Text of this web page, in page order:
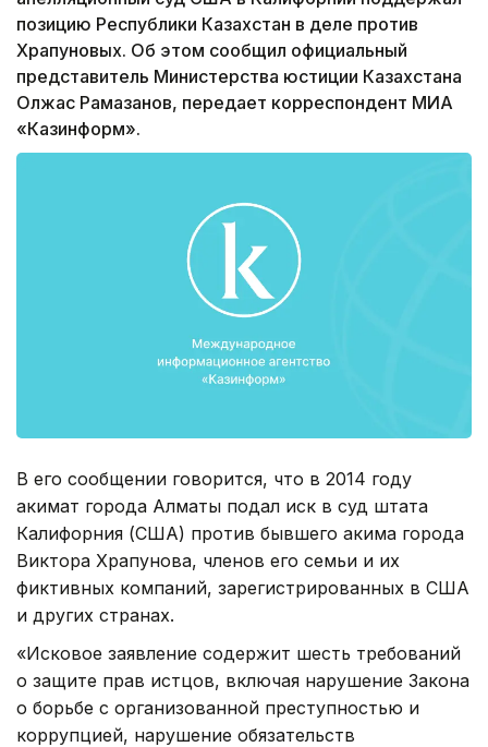
позицию Республики Казахстан в деле против
Храпуновых. Об этом сообщил официальный
представитель Министерства юстиции Казахстана
Олжас Рамазанов, передает корреспондент МИА
«Казинформ».
В его сообщении говорится, что в 2014 году
акимат города Алматы подал иск в суд штата
Калифорния (США) против бывшего акима города
Виктора Храпунова, членов его семьи и их
фиктивных компаний, зарегистрированных в США
и других странах.
«Исковое заявление содержит шесть требований
о защите прав истцов, включая нарушение Закона
о борьбе с организованной преступностью и
коррупцией, нарушение обязательств